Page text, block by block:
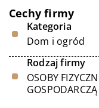
Cechy firmy
Kategoria
Dom i ogród
Rodzaj firmy
OSOBY
GOSPODARCZĄ